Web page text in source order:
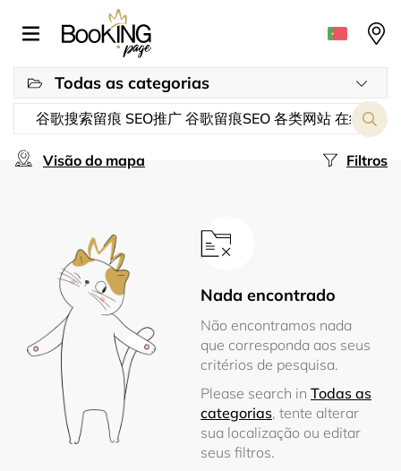
Todas as categorias
Filtros
Visão do mapa
Nada encontrado
Não encontramos nada
que corresponda aos seus
critérios de pesquisa.
Please search in Todas as
categorias, tente alterar
sua localização ou editar
seus filtros.